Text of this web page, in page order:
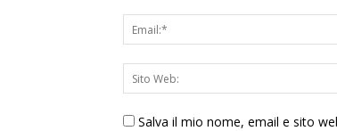
Salva il mio nome, email e sito